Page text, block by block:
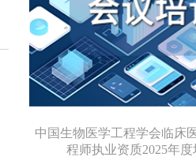
中国生物医学工程学会临床
程师执业资质2025年